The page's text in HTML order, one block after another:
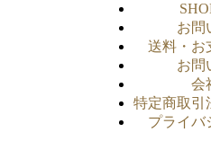
お問
送料・お
お問
会
特定商取引
プライバ